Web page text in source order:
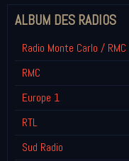
ALBUM DES RADIOS
Radio Monte Carlo / RMC
RMC
Europe 1
RTL
Sud Radio